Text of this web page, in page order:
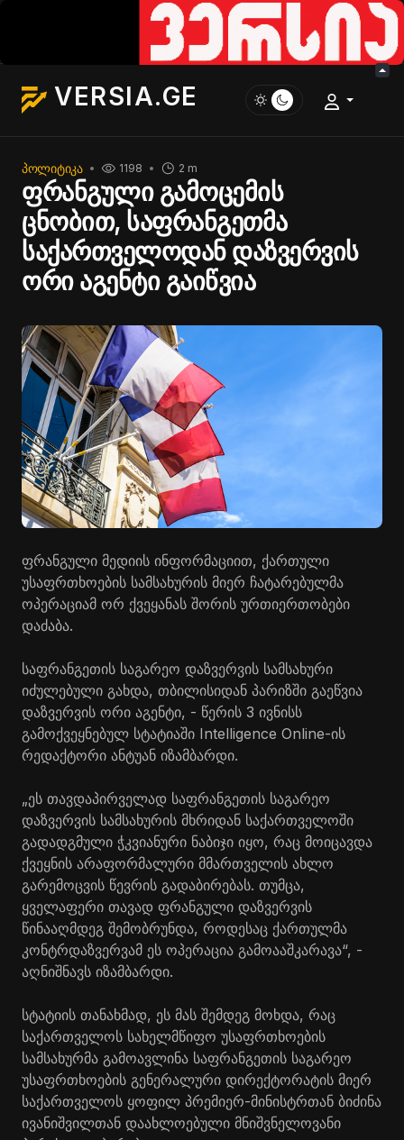
VERSIA.GE
ᲞᲝᲚᲘᲢᲘᲙᲐ 2 m
1198
ფრანგული გამოცემის
ცნობით, საფრანგეთმა
საქართველოდან დაზვერვის
ორი აგენტი გაიწვია
ფრანგული მედიის ინფორმაციით, ქართული
უსაფრთხოების სამსახურის მიერ ჩატარებულმა
ოპერაციამ ორ ქვეყანას შორის ურთიერთობები
დაძაბა.
საფრანგეთის საგარეო დაზვერვის სამსახური
იძულებული გახდა, თბილისიდან პარიზში გაეწვია
დაზვერვის ორი აგენტი, - წერის 3 ივნისს
გამოქვეყნებულ სტატიაში Intelligence Online-ის
რედაქტორი ანტუან იზამბარდი.
„ეს თავდაპირველად საფრანგეთის საგარეო
დაზვერვის სამსახურის მხრიდან საქართველოში
გადადგმული ჭკვიანური ნაბიჯი იყო, რაც მოიცავდა
ქვეყნის არაფორმალური მმართველის ახლო
გარემოცვის წევრის გადაბირებას. თუმცა,
ყველაფერი თავად ფრანგული დაზვერვის
წინააღმდეგ შემობრუნდა, როდესაც ქართულმა
კონტრდაზვერვამ ეს ოპერაცია გამოააშკარავა“, -
აღნიშნავს იზამბარდი.
სტატიის თანახმად, ეს მას შემდეგ მოხდა, რაც
საქართველოს სახელმწიფო უსაფრთხოების
სამსახურმა გამოავლინა საფრანგეთის საგარეო
უსაფრთხოების გენერალური დირექტორატის მიერ
საქართველოს ყოფილ პრემიერ-მინისტრთან ბიძინა
ივანიშვილთან დაახლოებული მნიშვნელოვანი